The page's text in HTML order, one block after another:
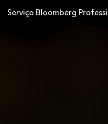
Serviço Bloomberg